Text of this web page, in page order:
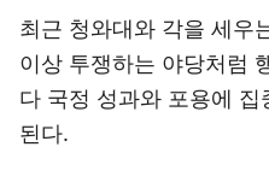
최근 청와대와 각을 세우
이상 투쟁하는 야당처럼
다 국정 성과와 포용에
된다.